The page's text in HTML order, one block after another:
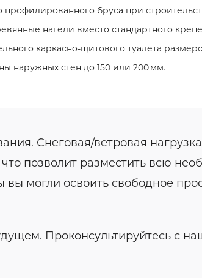
бруса при
нагели вместо стандартного
каркасно‑щитового туалета
наружных стен до 150 или 200 мм.
Снеговая/ветровая
позволит разместить всю
могли освоить свободное
Проконсультируйтесь с